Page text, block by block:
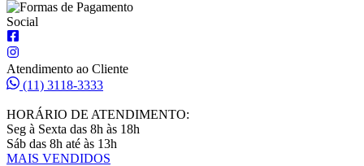
Social
Atendimento ao Cliente
(11) 3118-3333
HORÁRIO DE ATENDIMENTO:
Seg à Sexta das 8h às 18h
Sáb das 8h até às 13h
MAIS VENDIDOS